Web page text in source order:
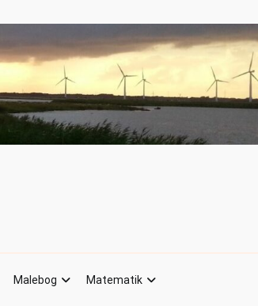
Malebog Matematik